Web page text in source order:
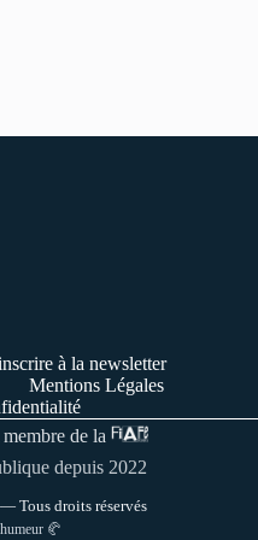
à la newsletter
Mentions Légales
de la
depuis 2022
Tous droits réservés
🥐